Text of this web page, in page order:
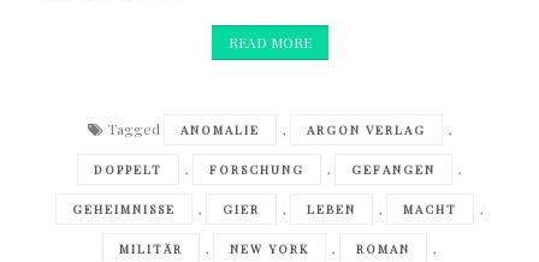
READ MORE
Tagged ANOMALIE , ARGON VERLAG ,
DOPPELT , FORSCHUNG , GEFANGEN ,
GEHEIMNISSE , GIER , LEBEN , MACHT ,
MILITÄR , NEW YORK , ROMAN ,